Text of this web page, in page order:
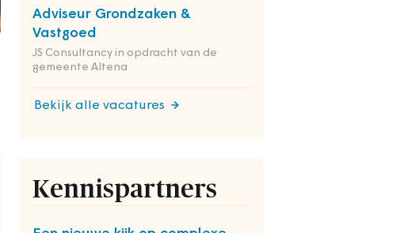
Adviseur Grondzaken &
Vastgoed
JS Consultancy in opdracht van de
gemeente Altena
Bekijk alle vacatures
Kennispartners